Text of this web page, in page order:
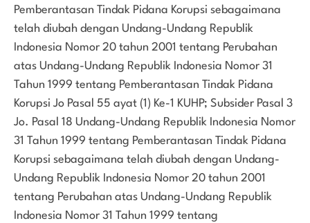
Pemberantasan Tindak Pidana Korupsi sebagaimana
telah diubah dengan Undang-Undang Republik
Indonesia Nomor 20 tahun 2001 tentang Perubahan
atas Undang-Undang Republik Indonesia Nomor 31
Tahun 1999 tentang Pemberantasan Tindak Pidana
Korupsi Jo Pasal 55 ayat (1) Ke-1 KUHP; Subsider Pasal 3
Jo. Pasal 18 Undang-Undang Republik Indonesia Nomor
31 Tahun 1999 tentang Pemberantasan Tindak Pidana
Korupsi sebagaimana telah diubah dengan Undang-
Undang Republik Indonesia Nomor 20 tahun 2001
tentang Perubahan atas Undang-Undang Republik
Indonesia Nomor 31 Tahun 1999 tentang